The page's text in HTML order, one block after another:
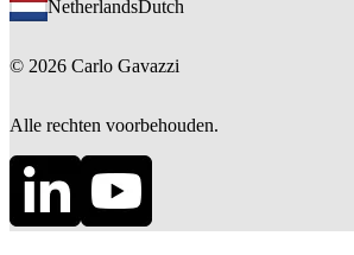
NetherlandsDutch
© 2026 Carlo Gavazzi
Alle rechten voorbehouden.